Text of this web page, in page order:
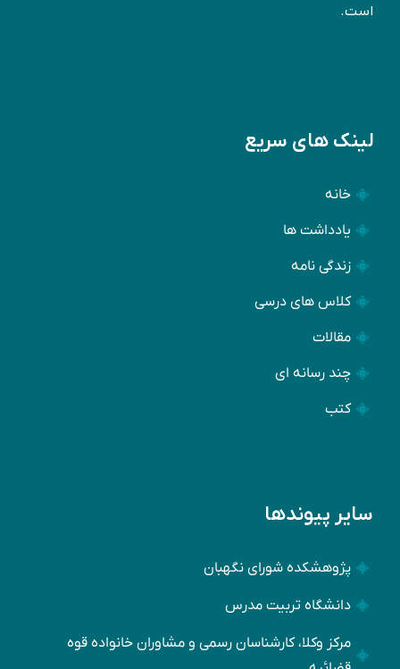
است.
لینک های سریع
خانه
یادداشت ها
زندگی نامه
کلاس های درسی
مقالات
چند رسانه ای
کتب
سایر پیوندها
پژوهشکده شورای نگهبان
دانشگاه تربیت مدرس
مرکز وکلا، کارشناسان رسمی و مشاوران خانواده قوه